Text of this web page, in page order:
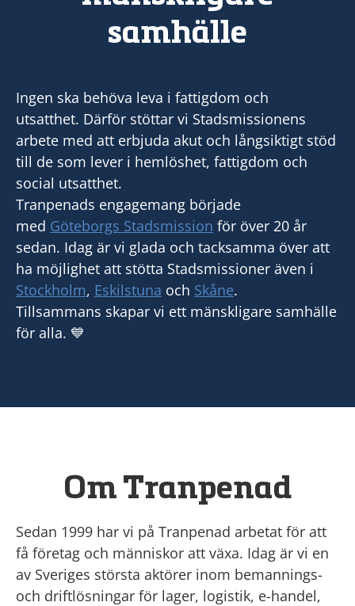
samhälle
Ingen ska behöva leva i fattigdom och
utsatthet. Därför stöttar vi Stadsmissionens
arbete med att erbjuda akut och långsiktigt stöd
till de som lever i hemlöshet, fattigdom och
social utsatthet.
Tranpenads engagemang började
med Göteborgs Stadsmission för över 20 år
sedan. Idag är vi glada och tacksamma över att
ha möjlighet att stötta Stadsmissioner även i
Stockholm, Eskilstuna och Skåne.
Tillsammans skapar vi ett mänskligare samhälle
för alla. 💙
Om Tranpenad
Sedan 1999 har vi på Tranpenad arbetat för att
få företag och människor att växa. Idag är vi en
av Sveriges största aktörer inom bemannings-
och driftlösningar för lager, logistik, e-handel,